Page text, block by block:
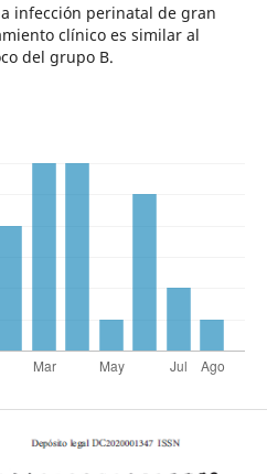
infección perinatal de gran
clínico es similar al
del grupo B.